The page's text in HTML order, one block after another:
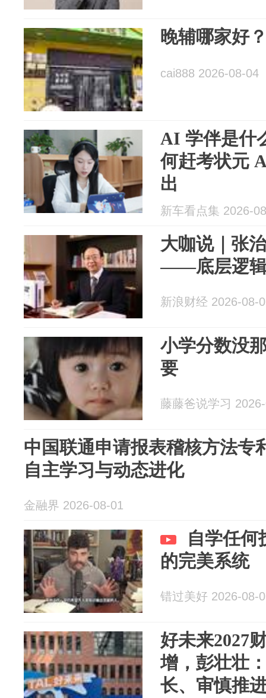
晚辅哪家好
cai888 2026-08-04
AI 学伴是什
何赶考状元
出
新车看点集 2026-
大咖说｜张
——底层逻辑
新浪财经 2026-08-
小学分数没
要
藤藤爸说学习
中国联通申请报表稽核方法专
自主学习与动态进化
金融界 2026-08-01
自学任何
的完美系统
错过美好 2026-08-
好未来2027
增，彭壮壮
长、审慎推